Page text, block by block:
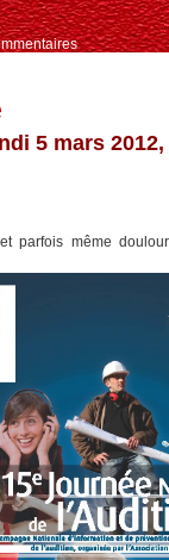
5 mars
parfois même